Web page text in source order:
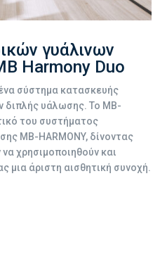
γυάλινων
Harmony Duo
ένα σύστημα κατασκευής
διπλής υάλωσης. Το MB-
του συστήματος
MB-HARMONY, δίνοντας
χρησιμοποιηθούν και
μια άριστη αισθητική συνοχή.